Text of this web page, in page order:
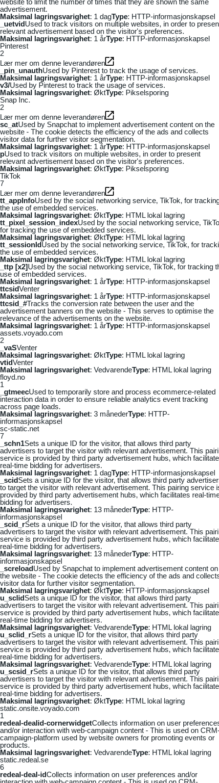
advertisement.
Maksimal lagringsvarighet: 1 dagType: HTTP-informasjonskapsel
_uetvidUsed to track visitors on multiple websites, in order to
relevant advertisement based on the visitor's preferences.
Maksimal lagringsvarighet: 1 årType: HTTP-informasjonskapsel
Pinterest
2
Lær mer om denne leverandøren
_pin_unauthUsed by Pinterest to track the usage of services.
Maksimal lagringsvarighet: 1 årType: HTTP-informasjonskapsel
v3/Used by Pinterest to track the usage of services.
Maksimal lagringsvarighet: ØktType: Pikselsporing
Snap Inc.
2
Lær mer om denne leverandøren
sc_atUsed by Snapchat to implement advertisement content on the
website - The cookie detects the efficiency of the ads and collects
visitor data for further visitor segmentation.
Maksimal lagringsvarighet: 1 årType: HTTP-informasjonskapsel
pUsed to track visitors on multiple websites, in order to present
relevant advertisement based on the visitor's preferences.
Maksimal lagringsvarighet: ØktType: Pikselsporing
TikTok
7
Lær mer om denne leverandøren
tt_appInfoUsed by the social networking service, TikTok, for
the use of embedded services.
Maksimal lagringsvarighet: ØktType: HTML lokal lagring
tt_pixel_session_indexUsed by the social networking service,
for tracking the use of embedded services.
Maksimal lagringsvarighet: ØktType: HTML lokal lagring
tt_sessionIdUsed by the social networking service, TikTok, for
the use of embedded services.
Maksimal lagringsvarighet: ØktType: HTML lokal lagring
_ttp [x2]Used by the social networking service, TikTok, for tracking
use of embedded services.
Maksimal lagringsvarighet: 1 årType: HTTP-informasjonskapsel
ttcsidVenter
Maksimal lagringsvarighet: 1 årType: HTTP-informasjonskapsel
ttcsid_#Tracks the conversion rate between the user and the
advertisement banners on the website - This serves to optimise the
relevance of the advertisements on the website.
Maksimal lagringsvarighet: 1 årType: HTTP-informasjonskapsel
assets.voyado.com
2
_vaSVenter
Maksimal lagringsvarighet: ØktType: HTML lokal lagring
vtidVenter
Maksimal lagringsvarighet: VedvarendeType: HTML lokal lagring
floyd.no
1
_gtmeecUsed to temporarily store and process ecommerce-related
interaction data in order to ensure reliable analytics event tracking
across page loads.
Maksimal lagringsvarighet: 3 månederType: HTTP-
informasjonskapsel
sc-static.net
7
_schn1Sets a unique ID for the visitor, that allows third party
advertisers to target the visitor with relevant advertisement. This
service is provided by third party advertisement hubs, which
real-time bidding for advertisers.
Maksimal lagringsvarighet: 1 dagType: HTTP-informasjonskapsel
_scidSets a unique ID for the visitor, that allows third party
to target the visitor with relevant advertisement. This pairing service
provided by third party advertisement hubs, which facilitates real-
bidding for advertisers.
Maksimal lagringsvarighet: 13 månederType: HTTP-
informasjonskapsel
_scid_rSets a unique ID for the visitor, that allows third party
advertisers to target the visitor with relevant advertisement. This
service is provided by third party advertisement hubs, which
real-time bidding for advertisers.
Maksimal lagringsvarighet: 13 månederType: HTTP-
informasjonskapsel
_screloadUsed by Snapchat to implement advertisement content on
the website - The cookie detects the efficiency of the ads and
visitor data for further visitor segmentation.
Maksimal lagringsvarighet: ØktType: HTTP-informasjonskapsel
u_sclidSets a unique ID for the visitor, that allows third party
advertisers to target the visitor with relevant advertisement. This
service is provided by third party advertisement hubs, which
real-time bidding for advertisers.
Maksimal lagringsvarighet: VedvarendeType: HTML lokal lagring
u_sclid_rSets a unique ID for the visitor, that allows third party
advertisers to target the visitor with relevant advertisement. This
service is provided by third party advertisement hubs, which
real-time bidding for advertisers.
Maksimal lagringsvarighet: VedvarendeType: HTML lokal lagring
u_scsid_rSets a unique ID for the visitor, that allows third party
advertisers to target the visitor with relevant advertisement. This
service is provided by third party advertisement hubs, which
real-time bidding for advertisers.
Maksimal lagringsvarighet: ØktType: HTML lokal lagring
static.onsite.voyado.com
1
redeal-dealid-cornerwidgetCollects information on user
and/or interaction with web-campaign content - This is used on
campaign-platform used by website owners for promoting events or
products.
Maksimal lagringsvarighet: VedvarendeType: HTML lokal lagring
static.redeal.se
6
redeal-deal-idCollects information on user preferences and/or